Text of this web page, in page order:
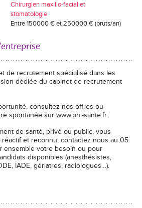
Chirurgien maxillo-facial et
stomatologie
Entre 150000 € et 250000 € (bruts/an)
de recrutement spécialisé dans les
dédiée du cabinet de recrutement
consultez nos offres ou
spontanée sur www.phi-sante.fr.
de santé, privé ou public, vous
et reconnu, contactez nous au 05
ensemble votre besoin ou pour
disponibles (anesthésistes,
IADE, gériatres, radiologues…).